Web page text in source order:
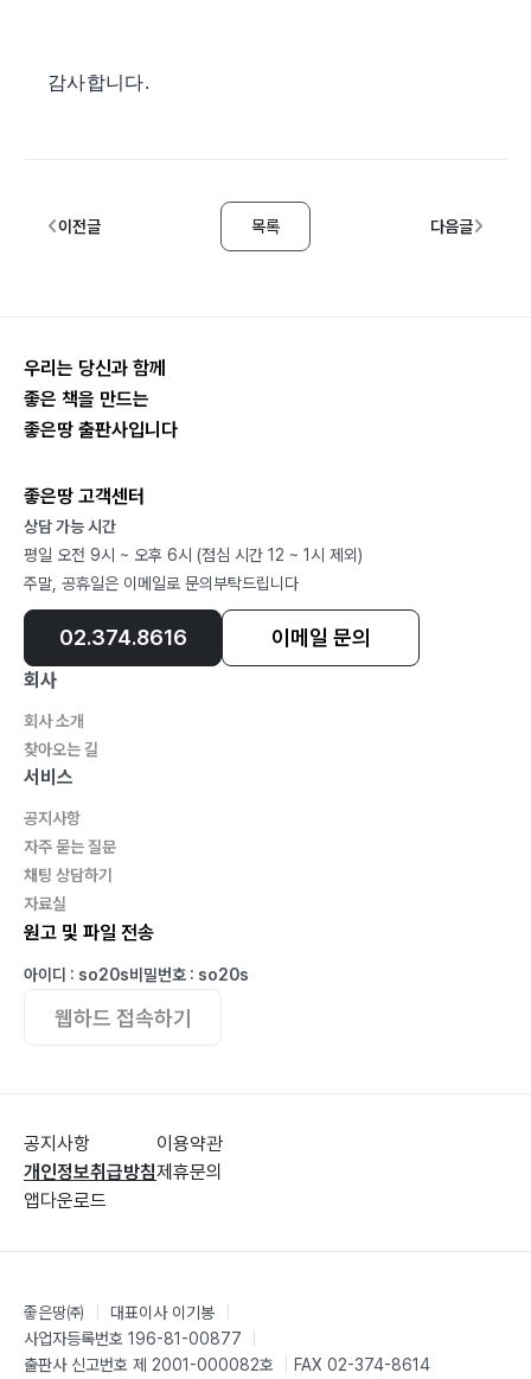
감사합니다.
이전글 목록 다음글
우리는 당신과 함께
좋은 책을 만드는
좋은땅 출판사입니다
좋은땅 고객센터
상담 가능 시간
평일 오전 9시 ~ 오후 6시 (점심 시간 12 ~ 1시 제외)
주말, 공휴일은 이메일로 문의부탁드립니다
02.374.8616 이메일 문의
회사
회사 소개
찾아오는 길
서비스
공지사항
자주 묻는 질문
채팅 상담하기
자료실
원고 및 파일 전송
아이디 : so20s비밀번호 : so20s
웹하드 접속하기
공지사항
개인정보취급방침
앱다운로드
이용약관
제휴문의
좋은땅㈜ 대표이사 이기봉
사업자등록번호 196-81-00877
출판사 신고번호 제 2001-000082호
FAX 02-374-8614